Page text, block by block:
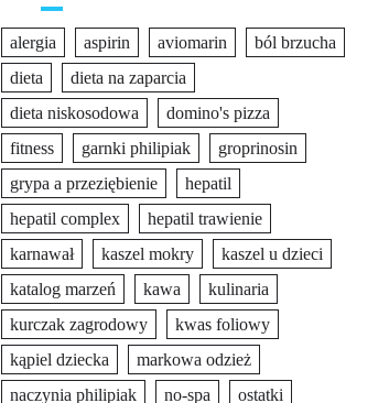
alergia aspirin aviomarin
ból brzucha
dieta
dieta na zaparcia
dieta niskosodowa
domino's pizza
fitness
garnki philipiak
groprinosin
grypa a przeziębienie
hepatil
hepatil complex
hepatil trawienie
karnawał
kaszel mokry
kaszel u dzieci
katalog marzeń
kawa
kulinaria
kurczak zagrodowy
kwas foliowy
kąpiel dziecka
markowa odzież
naczynia philipiak
no-spa
ostatki